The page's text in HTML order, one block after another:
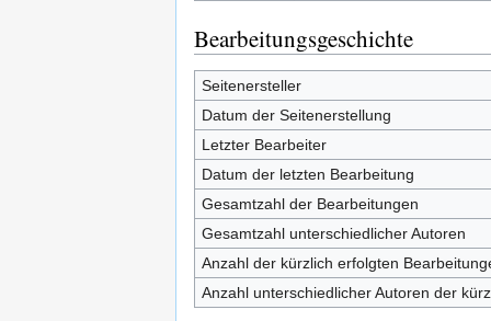
Bearbeitungsgeschichte
Seitenersteller
Datum der Seitenerstellung
Letzter Bearbeiter
Datum der letzten Bearbeitung
Gesamtzahl der Bearbeitungen
Gesamtzahl unterschiedlicher Autoren
Anzahl der kürzlich erfolgten
Anzahl unterschiedlicher Autoren der